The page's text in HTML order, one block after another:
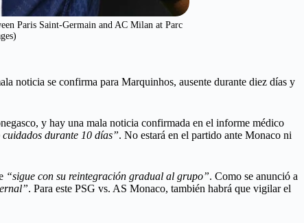
Paris Saint-Germain and AC Milan at Parc
noticia se confirma para Marquinhos, ausente durante diez días y
y hay una mala noticia confirmada en el informe médico
durante 10 días”. No estará en el partido ante Monaco ni
“sigue con su reintegración gradual al grupo”. Como se anunció a
. Para este PSG vs. AS Monaco, también habrá que vigilar el